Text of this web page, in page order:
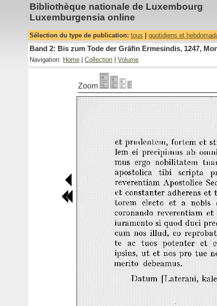
Bibliothèque nationale de Luxembourg
Luxemburgensia online
Sélection du type de publication: tous quotidiens et
Band 2: Bis zum Tode der Gräfin Ermesindis, 1247,
Navigation: Home Collection Volume
Zoom